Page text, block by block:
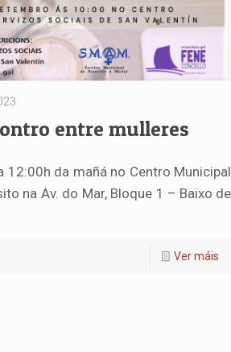
entre mulleres
12:00h da mañá no Centro Municipal
na Av. do Mar, Bloque 1 – Baixo de
Ver máis